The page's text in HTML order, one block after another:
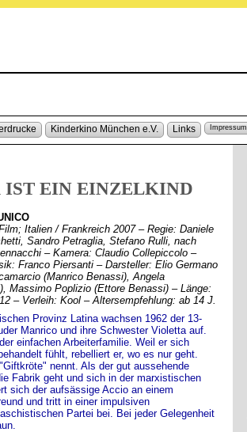
Kinderkino München e.V. Links Impressum
IST EIN EINZELKIND
Italien / Frankreich 2007 – Regie: Daniele
Sandro Petraglia, Stefano Rulli, nach
– Kamera: Claudio Collepiccolo –
Franco Piersanti – Darsteller: Elio Germano
(Manrico Benassi), Angela
Massimo Poplizio (Ettore Benassi) – Länge:
– Verleih: Kool – Altersempfehlung: ab 14 J.
Provinz Latina wachsen 1962 der 13-
Manrico und ihre Schwester Violetta auf.
einfachen Arbeiterfamilie. Weil er sich
fühlt, rebelliert er, wo es nur geht.
nennt. Als der gut aussehende
Fabrik geht und sich in der marxistischen
sich der aufsässige Accio an einem
und tritt in einer impulsiven
Partei bei. Bei jeder Gelegenheit